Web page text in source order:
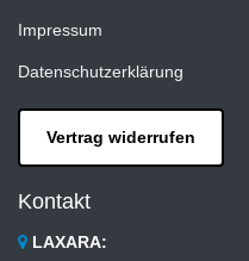
Impressum
Datenschutzerklärung
Vertrag widerrufen
Kontakt
LAXARA: